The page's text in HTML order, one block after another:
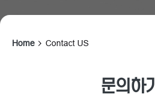
Home Contact US
문의하기